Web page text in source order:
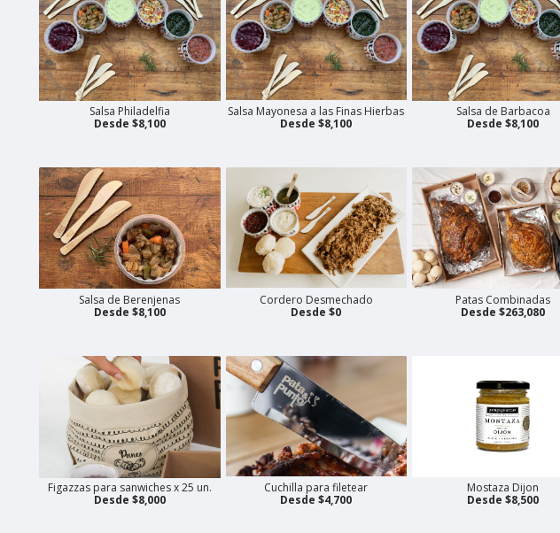
Salsa Philadelfia
Desde $8,100
Salsa Mayonesa a las Finas Hierbas
Desde $8,100
Salsa de Barbacoa
Desde $8,100
Salsa de Berenjenas
Desde $8,100
Cordero Desmechado
Desde $0
Patas Combinadas
Desde $263,080
Figazzas para sanwiches x 25 un.
Desde $8,000
Cuchilla para filetear
Desde $4,700
Mostaza Dijon
Desde $8,500